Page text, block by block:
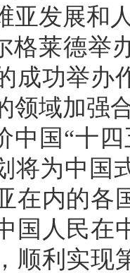
亚发展和
格莱德举
成功举办
领域加强
中国“十
将为中国
在内的各
国人民在
顺利实现